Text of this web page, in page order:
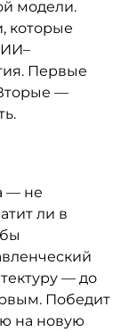
модели.
которые
ИИ–
Первые
—
— не
ли в
— до
Победит
на новую